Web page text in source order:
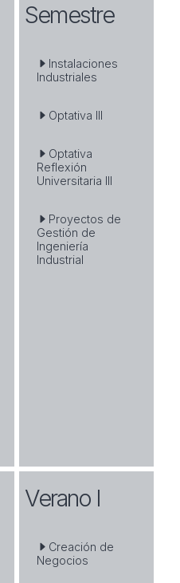
Semestre
Instalaciones
Industriales
Optativa III
Optativa
Reflexión
Universitaria III
Proyectos de
Gestión de
Ingeniería
Industrial
Verano I
Creación de
Negocios